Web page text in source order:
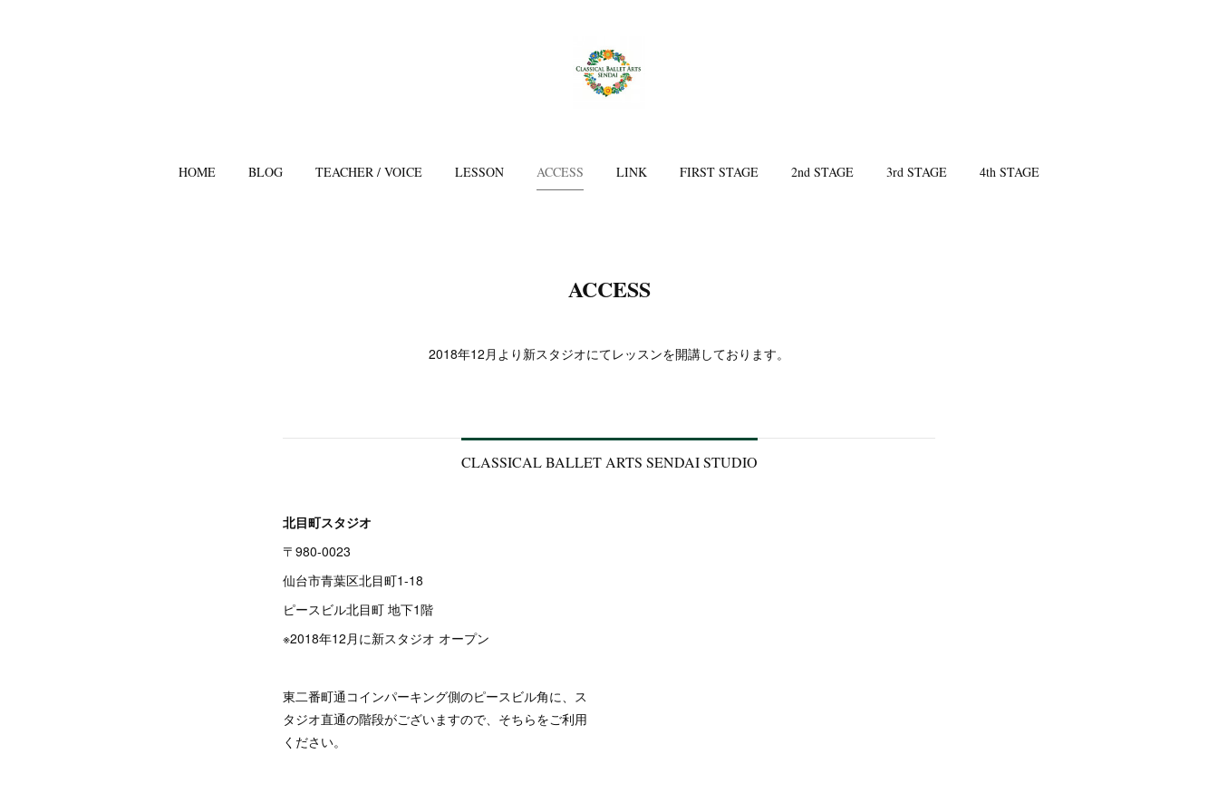
HOME BLOG TEACHER / VOICE LESSON ACCESS LINK FIRST STAGE 2nd STAGE 3rd STAGE 4th STAGE
ACCESS
2018年12月より新スタジオにてレッスンを開講しております。
CLASSICAL BALLET ARTS SENDAI STUDIO
北目町スタジオ
〒980-0023
仙台市青葉区北目町1-18
ピースビル北目町 地下1階
※2018年12月に新スタジオ オープン
東二番町通コインパーキング側のピースビル角に、ス
タジオ直通の階段がございますので、そちらをご利用
ください。